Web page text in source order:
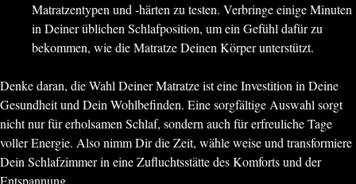
Matratzentypen und -härten zu testen. Verbringe einige Minuten
in Deiner üblichen Schlafposition, um ein Gefühl dafür zu
bekommen, wie die Matratze Deinen Körper unterstützt.
Denke daran, die Wahl Deiner Matratze ist eine Investition in Deine
Gesundheit und Dein Wohlbefinden. Eine sorgfältige Auswahl sorgt
nicht nur für erholsamen Schlaf, sondern auch für erfreuliche Tage
voller Energie. Also nimm Dir die Zeit, wähle weise und transformiere
Dein Schlafzimmer in eine Zufluchtsstätte des Komforts und der
Entspannung.